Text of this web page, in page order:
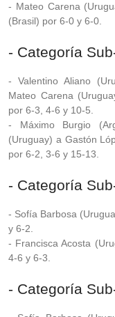
- Mateo Carena
(Brasil) por 6-0 y 6-0.
- Categoría
- Valentino Aliano
Mateo Carena
por 6-3, 4-6 y 10-5.
- Máximo Burgio
(Uruguay) a Gastón
por 6-2, 3-6 y 15-13.
- Categoría
- Sofía Barbosa
y 6-2.
- Francisca Acosta
4-6 y 6-3.
- Categoría